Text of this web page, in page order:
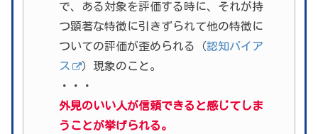
で、ある対象を評価する時に、それが持
つ顕著な特徴に引きずられて他の特徴に
ついての評価が歪められる（認知バイア
ス
）現象のこと。
・・・
外見のいい人が信頼できると感じてしま
うことが挙げられる。